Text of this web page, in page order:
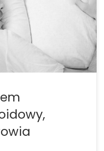
samopoczucia.
lub wspieranie
poprzez
Czy